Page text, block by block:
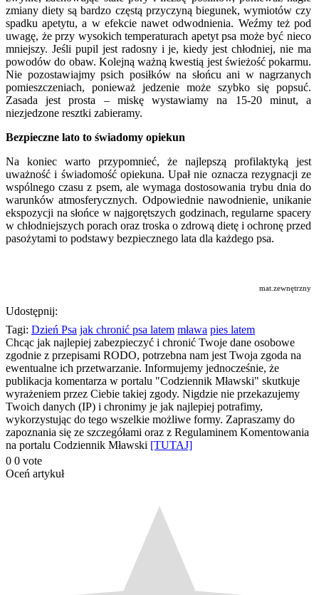
zmiany diety są bardzo częstą przyczyną biegunek, wymiotów czy
spadku apetytu, a w efekcie nawet odwodnienia. Weźmy też pod
uwagę, że przy wysokich temperaturach apetyt psa może być nieco
mniejszy. Jeśli pupil jest radosny i je, kiedy jest chłodniej, nie ma
powodów do obaw. Kolejną ważną kwestią jest świeżość pokarmu.
Nie pozostawiajmy psich posiłków na słońcu ani w nagrzanych
pomieszczeniach, ponieważ jedzenie może szybko się popsuć.
Zasada jest prosta – miskę wystawiamy na 15-20 minut, a
niezjedzone resztki zabieramy.
Bezpieczne lato to świadomy opiekun
Na koniec warto przypomnieć, że najlepszą profilaktyką jest
uważność i świadomość opiekuna. Upał nie oznacza rezygnacji ze
wspólnego czasu z psem, ale wymaga dostosowania trybu dnia do
warunków atmosferycznych. Odpowiednie nawodnienie, unikanie
ekspozycji na słońce w najgorętszych godzinach, regularne spacery
w chłodniejszych porach oraz troska o zdrową dietę i ochronę przed
pasożytami to podstawy bezpiecznego lata dla każdego psa.
mat.zewnętrzny
Udostępnij:
Tagi: Dzień Psa jak chronić psa latem mława pies latem
Chcąc jak najlepiej zabezpieczyć i chronić Twoje dane osobowe
zgodnie z przepisami RODO, potrzebna nam jest Twoja zgoda na
ewentualne ich przetwarzanie. Informujemy jednocześnie, że
publikacja komentarza w portalu "Codziennik Mławski" skutkuje
wyrażeniem przez Ciebie takiej zgody. Nigdzie nie przekazujemy
Twoich danych (IP) i chronimy je jak najlepiej potrafimy,
wykorzystując do tego wszelkie możliwe formy. Zapraszamy do
zapoznania się ze szczegółami oraz z Regulaminem Komentowania
na portalu Codziennik Mławski [TUTAJ]
0 0 vote
Oceń artykuł